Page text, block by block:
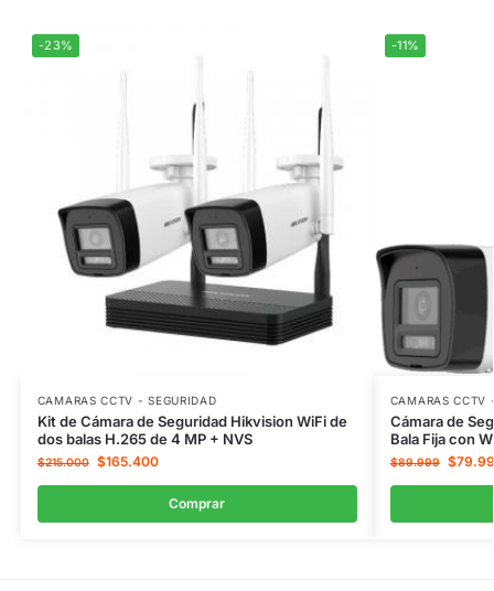
-23%
CAMARAS CCTV - SEGURIDAD
Kit de Cámara de Seguridad Hikvision WiFi de
dos balas H.265 de 4 MP + NVS
$215.000 $165.400
Comprar
-11%
CAMARAS CCTV
Cámara de
Bala Fija con
$89.999 $